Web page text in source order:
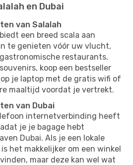
en Dubai
van Salalah
een breed scala aan
te genieten vóór uw vlucht,
restaurants.
koop een bestseller
je laptop met de gratis wifi of
maaltijd voordat je vertrekt.
van Dubai
internetverbinding heeft
je je bagage hebt
Dubai. Als je een lokale
het makkelijker om een ​​winkel
maar deze kan wel wat